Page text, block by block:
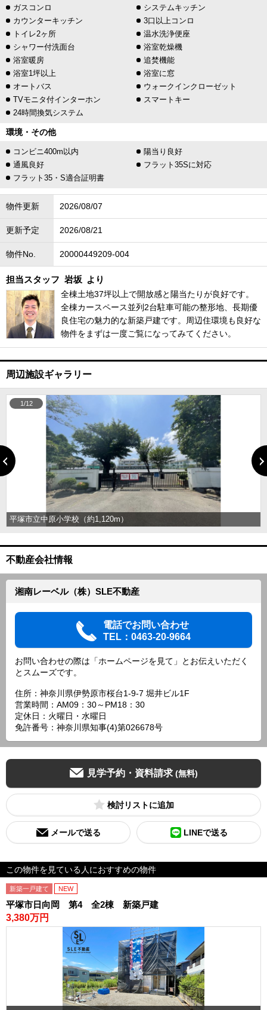
ガスコンロ
システムキッチン
カウンターキッチン
3口以上コンロ
トイレ2ヶ所
温水洗浄便座
シャワー付洗面台
浴室乾燥機
浴室暖房
追焚機能
浴室1坪以上
浴室に窓
オートバス
ウォークインクローゼット
TVモニタ付インターホン
スマートキー
24時間換気システム
環境・その他
コンビニ400m以内
陽当り良好
通風良好
フラット35Sに対応
フラット35・S適合証明書
物件更新 2026/08/07
更新予定 2026/08/21
物件No. 20000449209-004
担当スタッフ 岩坂 より
全棟土地37坪以上で開放感と陽当たりが良好です。
全棟カースペース並列2台駐車可能の整形地、長期優
良住宅の魅力的な新築戸建です。周辺住環境も良好な
物件をまずは一度ご覧になってみてください。
周辺施設ギャラリー
平塚市立中原小学校（約1,120m）
1/12
不動産会社情報
湘南レーベル（株）SLE不動産
電話でお問い合わせ
TEL：0463-20-9664
お問い合わせの際は「ホームページを見て」とお伝えいただく
とスムーズです。
住所：神奈川県伊勢原市桜台1-9-7 堀井ビル1F
営業時間：AM09：30～PM18：30
定休日：火曜日・水曜日
免許番号：神奈川県知事(4)第026678号
見学予約・資料請求 (無料)
検討リスト
メールで送る LINEで送る
この物件を見ている人におすすめの物件
新築一戸建て NEW
平塚市日向岡 第4 全2棟 新築戸建
3,380万円